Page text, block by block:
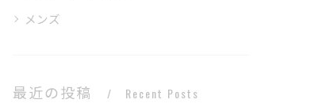
メンズ
最近の投稿 Recent Posts